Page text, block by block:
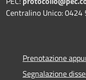
Centralino Unico: 0424
Prenotazione
Segnalazione